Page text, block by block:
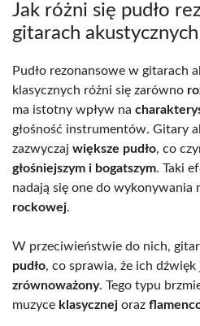
Jak różni się pudło
gitarach
Pudło rezonansowe w gitarach
klasycznych różni się zarówno
ma istotny wpływ na
głośność instrumentów. Gitary
zazwyczaj większe pudło, co
głośniejszym i bogatszym. Taki
nadają się one do wykonywania
rockowej.
W przeciwieństwie do nich,
pudło, co sprawia, że ich dźwięk
zrównoważony. Tego typu
muzyce klasycznej oraz